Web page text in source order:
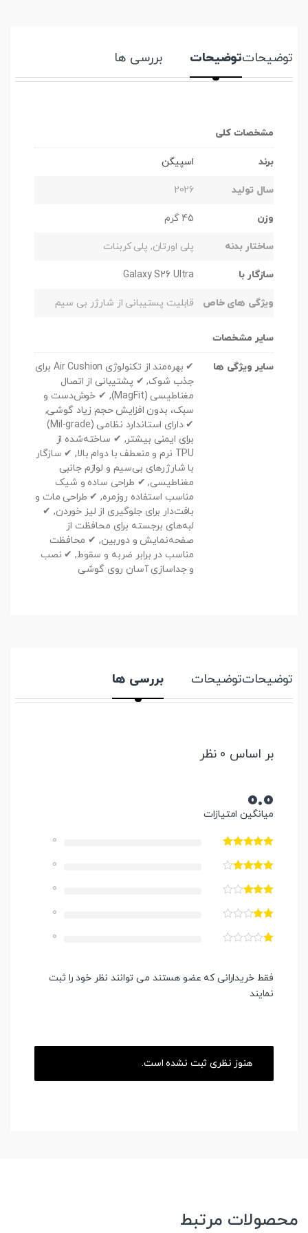
توضیحاتتوضیحات بررسی ها
مشخصات کلی
برند اسپیگن
سال تولید 2026
وزن 45 گرم
ساختار بدنه پلی اورتان, پلی کربنات
سازگار با Galaxy S26 Ultra
ویژگی های خاص قابلیت پستیبانی از شارژر بی سیم
سایر مشخصات
سایر ویژگی ها
✔ بهره‌مند از تکنولوژی Air Cushion برای
جذب شوک, ✔ پشتیبانی از اتصال
مغناطیسی (MagFit), ✔ خوش‌دست و
سبک، بدون افزایش حجم زیاد گوشی,
✔ دارای استاندارد نظامی (Mil-grade)
برای ایمنی بیشتر, ✔ ساخته‌شده از
TPU نرم و منعطف با دوام بالا, ✔ سازگار
با شارژرهای بی‌سیم و لوازم جانبی
مغناطیسی, ✔ طراحی ساده و شیک
مناسب استفاده روزمره, ✔ طراحی مات و
بافت‌دار برای جلوگیری از لیز خوردن, ✔
لبه‌های برجسته برای محافظت از
صفحه‌نمایش و دوربین, ✔ محافظت
مناسب در برابر ضربه و سقوط, ✔ نصب
و جداسازی آسان روی گوشی
توضیحاتتوضیحات بررسی ها
بر اساس 0 نظر
0.0
میانگین امتیازات
0
0
0
0
0
فقط خریدارانی که عضو هستند می توانند نظر خود را ثبت
نمایند
هنوز نظری ثبت نشده است.
محصولات مرتبط